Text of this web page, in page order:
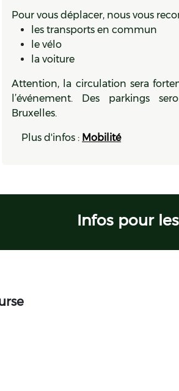
Pour vous déplacer, nous vous
les transports en commun
le vélo
la voiture
Attention, la circulation sera
l’événement. Des parkings
Bruxelles.
​​Plus d'infos : Mobilité
Infos pour